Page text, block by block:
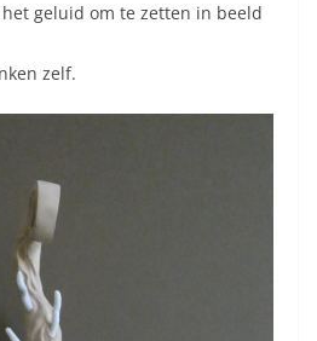
geluid om te zetten in beeld
zelf.